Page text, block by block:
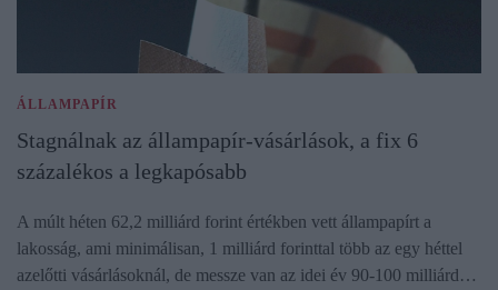
ÁLLAMPAPÍR
Stagnálnak az állampapír-vásárlások, a fix 6
százalékos a legkapósabb
A múlt héten 62,2 milliárd forint értékben vett állampapírt a
lakosság, ami minimálisan, 1 milliárd forinttal több az egy héttel
azelőtti vásárlásoknál, de messze van az idei év 90-100 milliárd…